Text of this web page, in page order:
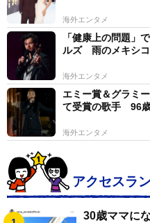
海外エンタメ
「健康上の問題」
ルズ 雨のメキシコ
海外エンタメ
エミー賞＆グラミ
て受賞の歌手 96
海外エンタメ
アクセスラ
30歳ママに